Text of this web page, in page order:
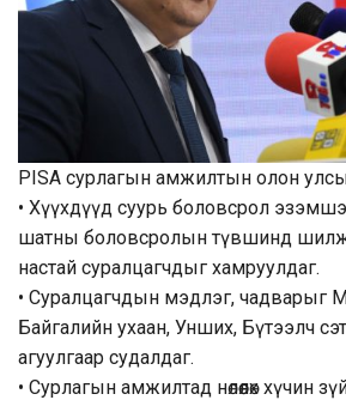
PISA сурлагын амжилтын олон
• Хүүхдүүд суурь боловсрол
шатны боловсролын түвшинд
настай суралцагчдыг хамруулдаг.
• Суралцагчдын мэдлэг, чадварыг
Байгалийн ухаан, Унших, Бүтээлч
агуулгаар судалдаг.
• Сурлагын амжилтад нөлөөлөх хүчин